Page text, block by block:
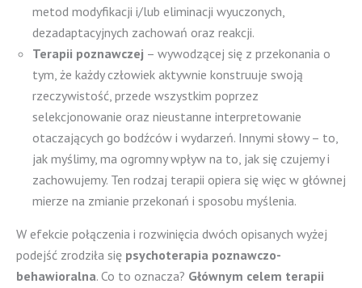
metod modyfikacji i/lub eliminacji wyuczonych,
dezadaptacyjnych zachowań oraz reakcji.
Terapii poznawczej – wywodzącej się z przekonania o
tym, że każdy człowiek aktywnie konstruuje swoją
rzeczywistość, przede wszystkim poprzez
selekcjonowanie oraz nieustanne interpretowanie
otaczających go bodźców i wydarzeń. Innymi słowy – to,
jak myślimy, ma ogromny wpływ na to, jak się czujemy i
zachowujemy. Ten rodzaj terapii opiera się więc w głównej
mierze na zmianie przekonań i sposobu myślenia.
W efekcie połączenia i rozwinięcia dwóch opisanych wyżej
podejść zrodziła się psychoterapia poznawczo-
behawioralna. Co to oznacza? Głównym celem terapii